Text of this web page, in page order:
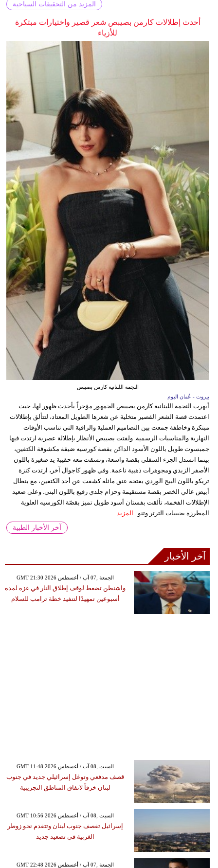
المزيد من التحقيقات السياحية
أحدث إطلالات كارمن بصيبص شعر قصير واختيارات مبتكرة
للأزياء
النجمة اللبنانية كارمن بصيبص
بيروت - عُمان اليوم
أبهرت النجمة اللبنانية كارمن بصيبص الجمهور مؤخراً بأحدث ظهور لها، حيث
اعتمدت قصة الشعر القصير متخلية عن شعرها الطويل المعتاد، لتتألق بإطلالات
مبتكرة وخاطفة جمعت بين التصاميم العملية والراقية التي تناسب الأوقات
النهارية والمناسبات الرسمية. ولفتت بصيبص الأنظار بإطلالة عصرية ارتدت فيها
جمبسوت طويل باللون الأسود الداكن بقصة كورسيه ضيقة مكشوفة الكتفين،
بينما انسدل الجزء السفلي بقصة واسعة، ونسقت معه حقيبة يد صغيرة باللون
الأصفر الزبدي ومجوهرات ذهبية ناعمة. وفي ظهور كاجوال آخر، ارتدت كنزة
تريكو باللون البيج الوردي بفتحة عنق مائلة كشفت عن أحد الكتفين، مع بنطال
أبيض عالي الخصر بقصة مستقيمة وحزام جلدي رفيع باللون البني. وعلى صعيد
الإطلالات الفخمة، تألقت بفستان أسود طويل تميز بقصّة الكورسيه العلوية
المطرزة بحبيبات الترتر وتنو...
المزيد
آخر الأخبار الطبية
آخر الأخبار
GMT 21:30 2026 الجمعة ,07 آب / أغسطس
واشنطن تضغط لوقف إطلاق النار في غزة لمدة
أسبوعين تمهيدًا لتنفيذ خطة ترامب للسلام
GMT 11:48 2026 السبت ,08 آب / أغسطس
قصف مدفعي وتوغل إسرائيلي جديد في جنوب
لبنان خرقاً لاتفاق المناطق التجريبية
GMT 10:56 2026 السبت ,08 آب / أغسطس
إسرائيل تقصف جنوب لبنان وتتقدم نحو زوطر
الغربية في تصعيد جديد
GMT 22:48 2026 الجمعة ,07 آب / أغسطس